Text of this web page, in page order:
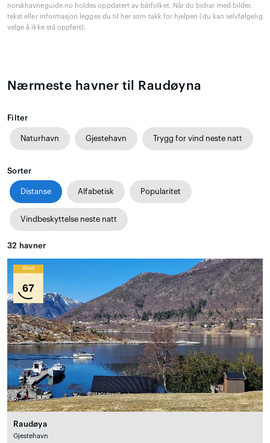
norskhavneguide.no holdes oppdatert av båtfolket. Når du bidrar med bilder,
tekst eller informasjon legges du til her som takk for hjelpen (du kan selvfølgelig
velge å ikke stå oppført).
Nærmeste havner til Raudøyna
Filter
Naturhavn Gjestehavn Trygg for vind neste natt
Sorter
Distanse Alfabetisk Popularitet
Vindbeskyttelse neste natt
32 havner
Wind
67
Raudøya
Gjestehavn